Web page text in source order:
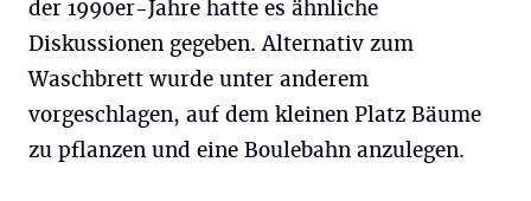
der 1990er-Jahre hatte es ähnliche
Diskussionen gegeben. Alternativ zum
Waschbrett wurde unter anderem
vorgeschlagen, auf dem kleinen Platz Bäume
zu pflanzen und eine Boulebahn anzulegen.